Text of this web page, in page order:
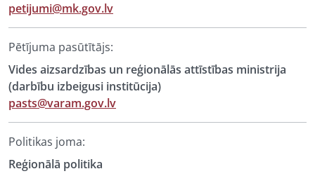
petijumi@mk.gov.lv
Pētījuma pasūtītājs:
Vides aizsardzības un reģionālās attīstības ministrija
(darbību izbeigusi institūcija)
pasts@varam.gov.lv
Politikas joma:
Reģionālā politika